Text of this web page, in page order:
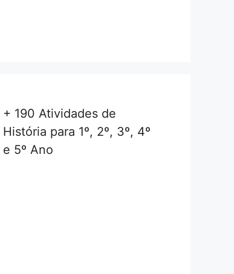
+ 190 Atividades de
História para 1º, 2º, 3º, 4º
e 5º Ano